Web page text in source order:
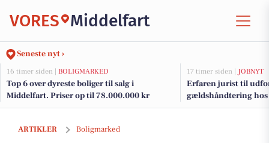
VORES Middelfart
Seneste nyt ›
16 timer siden | BOLIGMARKED
Top 6 over dyreste boliger til salg i
Middelfart. Priser op til 78.000.000 kr
17 timer siden | JOBNYT
Erfaren jurist til
gældshåndtering
ARTIKLER Boligmarked
Velbeliggende etplansvilla i det efterspurgte Ø-kvarter